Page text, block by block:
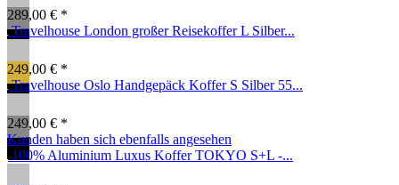
289,00 € *
Travelhouse London großer Reisekoffer L Silber...
249,00 € *
Travelhouse Oslo Handgepäck Koffer S Silber 55...
249,00 € *
Kunden haben sich ebenfalls angesehen
100% Aluminium Luxus Koffer TOKYO S+L -...